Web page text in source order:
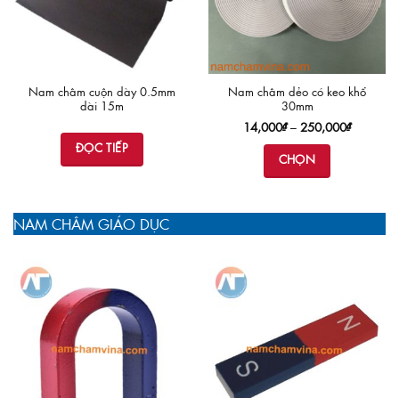
Nam châm cuộn dày 0.5mm
dài 15m
ĐỌC TIẾP
Nam châm dẻo có keo khổ
30mm
14,000₫ – 250,000₫Khoảng
CHỌN
Các
tùy
chọn
có
NAM CHÂM GIÁO DỤC